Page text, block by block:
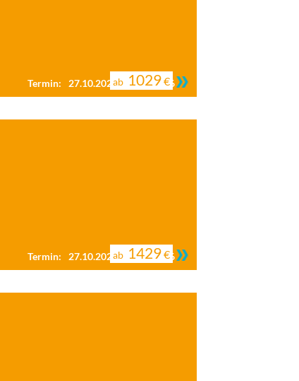
Termin: 27.10.2026 - 03.11.2026
ab 1029€
Termin: 27.10.2026 - 03.11.2026
ab 1429€